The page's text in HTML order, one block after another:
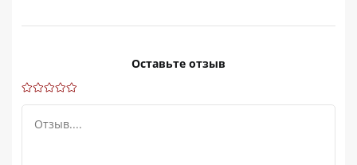
Оставьте отзыв